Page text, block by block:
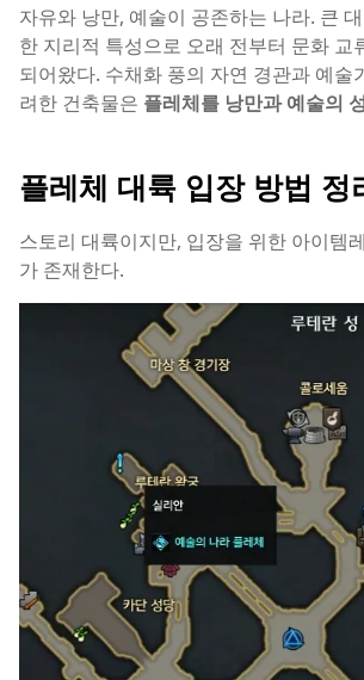
자유와 낭만, 예술이 공존하는 나라. 큰
한 지리적 특성으로 오래 전부터 문화 교
되어왔다. 수채화 풍의 자연 경관과 예술
려한 건축물은 플레체를 낭만과 예술의
플레체 대륙 입장 방법 정
스토리 대륙이지만, 입장을 위한 아이템
가 존재한다.